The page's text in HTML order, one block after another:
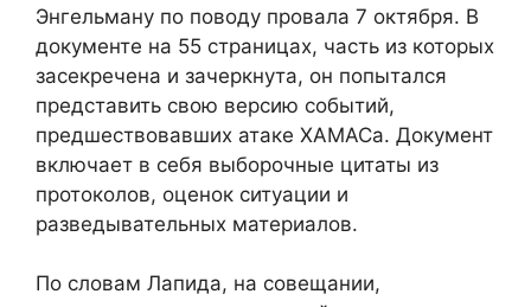
Энгельману по поводу провала 7 октября. В
документе на 55 страницах, часть из которых
засекречена и зачеркнута, он попытался
представить свою версию событий,
предшествовавших атаке ХАМАСа. Документ
включает в себя выборочные цитаты из
протоколов, оценок ситуации и
разведывательных материалов.
По словам Лапида, на совещании,